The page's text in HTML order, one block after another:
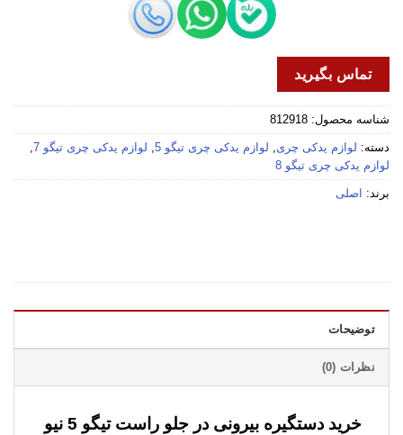
تماس بگیرید
شناسه محصول: 812918
دسته: لوازم یدکی چری, لوازم یدکی چری تیگو 5 , لوازم یدکی چری تیگو 7
,
لوازم یدکی چری تیگو 8
برند: اصلی
توضیحات
نظرات (0)
خرید دستگیره بیرونی در جلو راست تیگو 5 نیو